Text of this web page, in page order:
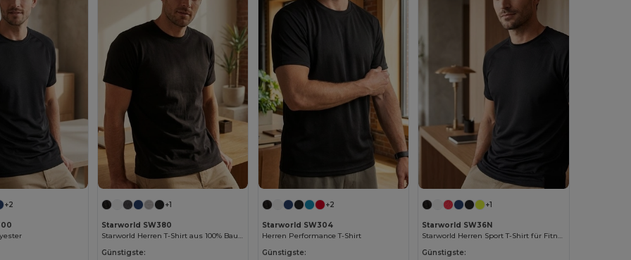
+2 +1
Starworld SW380
Starworld Herren T-Shirt aus 100% Baumwolle Hefty
Günstigste:
+2
Starworld SW304
Herren Performance T-Shirt
Günstigste:
+1
Starworld SW36N
Starworld Herren Sport T-Shirt für Fitness und Training
Günstigste: